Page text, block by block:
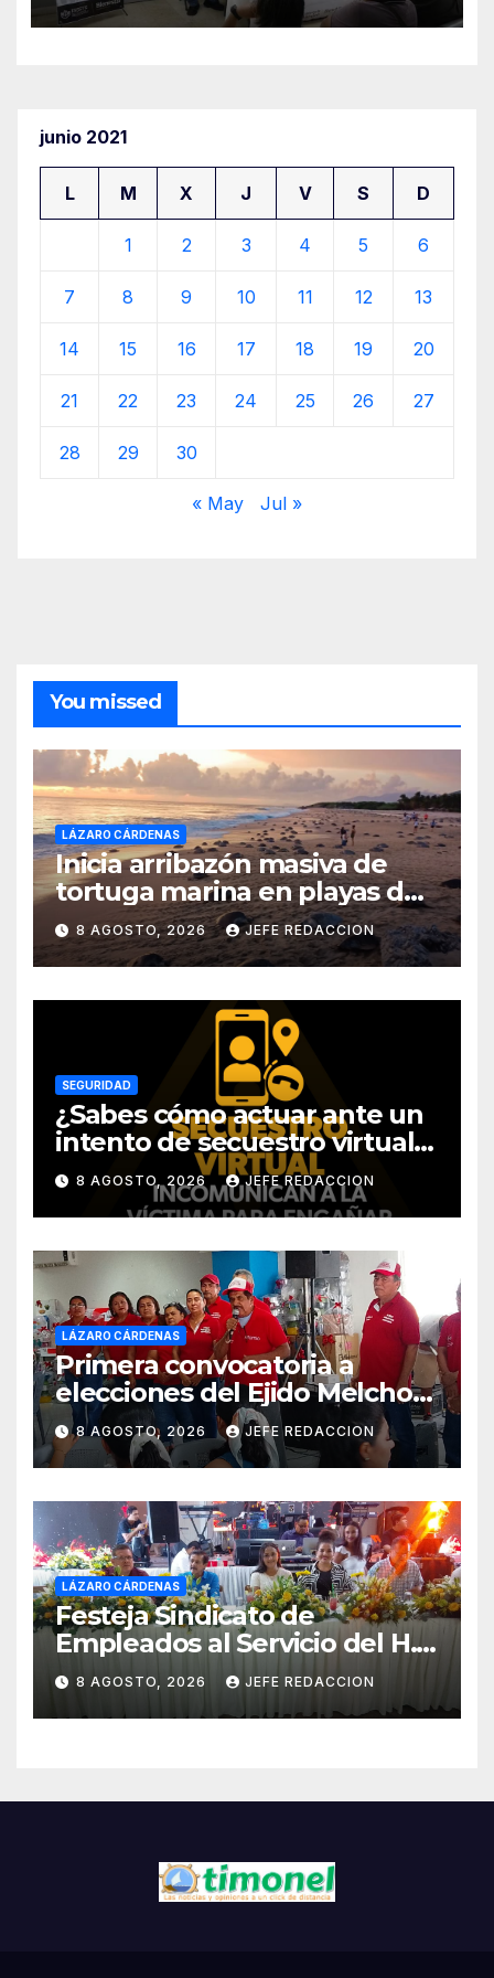
junio 2021
L M X J V S D
1 2 3 4 5 6
7 8 9 10 11 12 13
14 15 16 17 18 19 20
21 22 23 24 25 26 27
28 29 30
« May Jul »
You missed
LÁZARO CÁRDENAS
Inicia arribazón masiva de
tortuga marina en playas de
Michoacán
8 AGOSTO, 2026 JEFE REDACCION
SEGURIDAD
¿Sabes cómo actuar ante un
intento de secuestro virtual?
La SSP te guía para evitarlo
8 AGOSTO, 2026 JEFE REDACCION
LÁZARO CÁRDENAS
Primera convocatoria a
elecciones del Ejido Melchor
Ocampo en Lázaro Cárdenas
el domingo
8 AGOSTO, 2026 JEFE REDACCION
LÁZARO CÁRDENAS
Festeja Sindicato de
Empleados al Servicio del H.
Ayuntamiento de LZC Día del
Empleado Municipal
8 AGOSTO, 2026 JEFE REDACCION